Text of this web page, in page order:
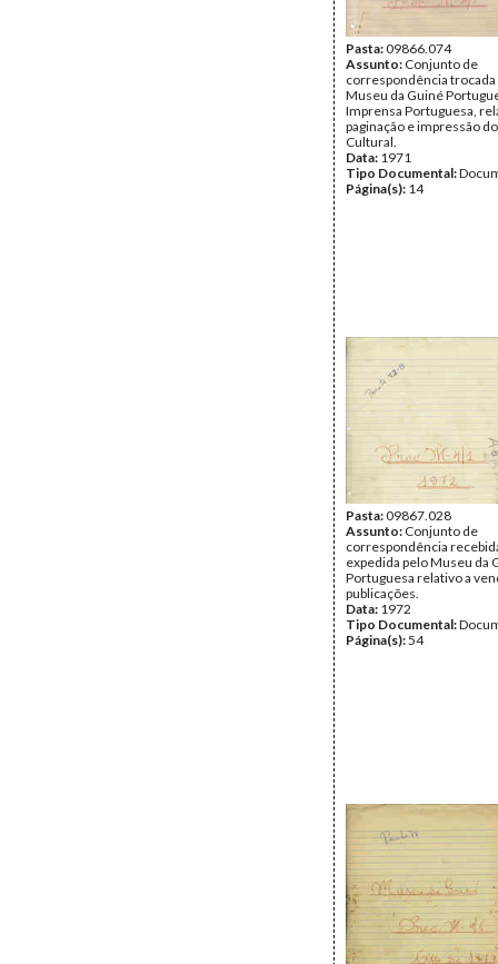
Pasta:09866.074
Assunto: Conjunto de
correspondência
Museu da Guiné
Imprensa Portuguesa,
paginação e impressão
Cultural.
Data: 1971
Tipo Documental:
Página(s): 14
Pasta:09867.028
Assunto: Conjunto de
correspondência
expedida pelo Museu da
Portuguesa relativo a
publicações.
Data: 1972
Tipo Documental:
Página(s):54